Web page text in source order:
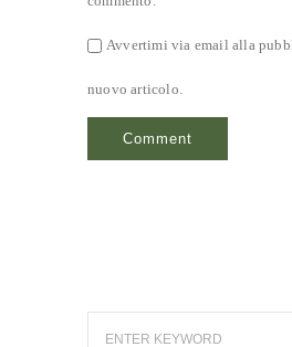
Avvertimi via email alla
nuovo articolo.